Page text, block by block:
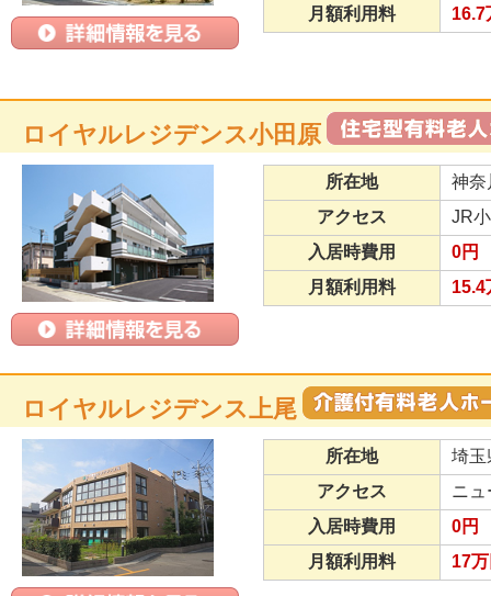
月額利用料
16.7
ロイヤルレジデンス小田原
所在地
神奈
アクセス
JR
入居時費用
0円
月額利用料
15.4
ロイヤルレジデンス上尾
所在地
埼玉
アクセス
ニ
入居時費用
0円
月額利用料
17